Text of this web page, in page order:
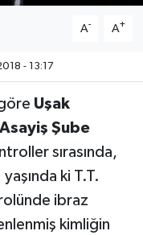
A- A+
- 13:17
Uşak
Asayiş Şube
sırasında,
ki T.T.
ibraz
kimliğin